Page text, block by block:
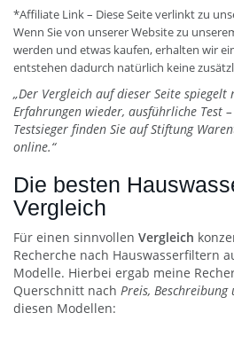
*Affiliate Link – Diese Seite verlinkt zu
Wenn Sie von unserer Website zu
werden und etwas kaufen, erhalten wir
entstehen dadurch natürlich keine
„Der Vergleich auf dieser Seite spiegelt
Erfahrungen wieder, ausführliche Test
Testsieger finden Sie auf Stiftung
online.“
Die besten
Vergleich
Für einen sinnvollen Vergleich
Recherche nach Hauswasserfiltern
Modelle. Hierbei ergab meine
Querschnitt nach Preis,
diesen Modellen: